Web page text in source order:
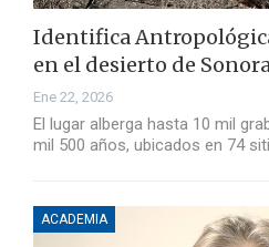
Identifica
en el desierto de
Ene 22, 2026
El lugar alberga hasta 10 mil
mil 500 años, ubicados en 74
ACADEMIA